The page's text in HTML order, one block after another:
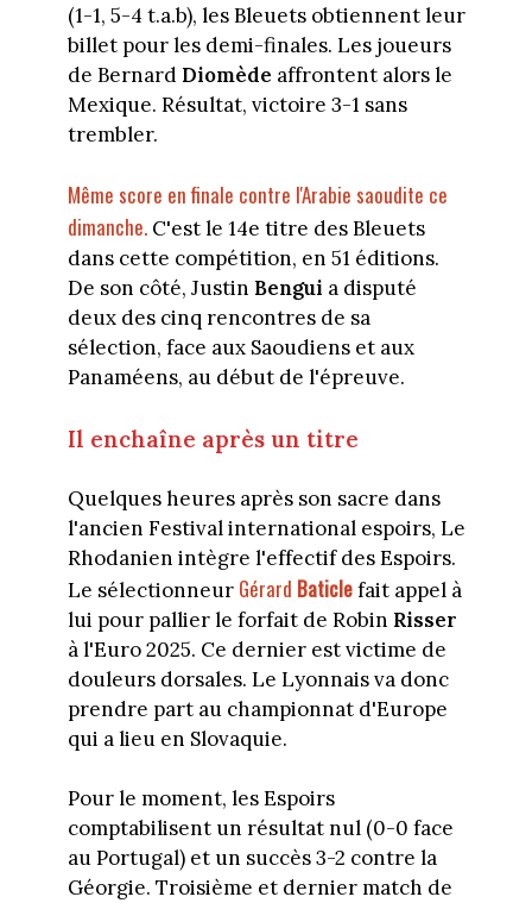
(1-1, 5-4 t.a.b), les Bleuets obtiennent leur
billet pour les demi-finales. Les joueurs
de Bernard Diomède affrontent alors le
Mexique. Résultat, victoire 3-1 sans
trembler.
Même score en finale contre l'Arabie saoudite ce
dimanche.C'est le 14e titre des Bleuets
dans cette compétition, en 51 éditions.
De son côté, Justin Bengui a disputé
deux des cinq rencontres de sa
sélection, face aux Saoudiens et aux
Panaméens, au début de l'épreuve.
Il enchaîne après un titre
Quelques heures après son sacre dans
l'ancien Festival international espoirs, Le
Rhodanien intègre l'effectif des Espoirs.
Le sélectionneur Gérard Baticle fait appel à
lui pour pallier le forfait de Robin Risser
à l'Euro 2025. Ce dernier est victime de
douleurs dorsales. Le Lyonnais va donc
prendre part au championnat d'Europe
qui a lieu en Slovaquie.
Pour le moment, les Espoirs
comptabilisent un résultat nul (0-0 face
au Portugal) et un succès 3-2 contre la
Géorgie. Troisième et dernier match de